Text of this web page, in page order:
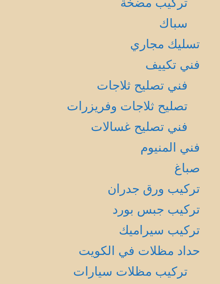
سباك
تسليك مجاري
فني تكييف
فني تصليح ثلاجات
تصليح ثلاجات وفريزرات
فني تصليح غسالات
فني المنيوم
صباغ
تركيب ورق جدران
تركيب جبس بورد
تركيب سيراميك
حداد مظلات في الكويت
تركيب مظلات سيارات